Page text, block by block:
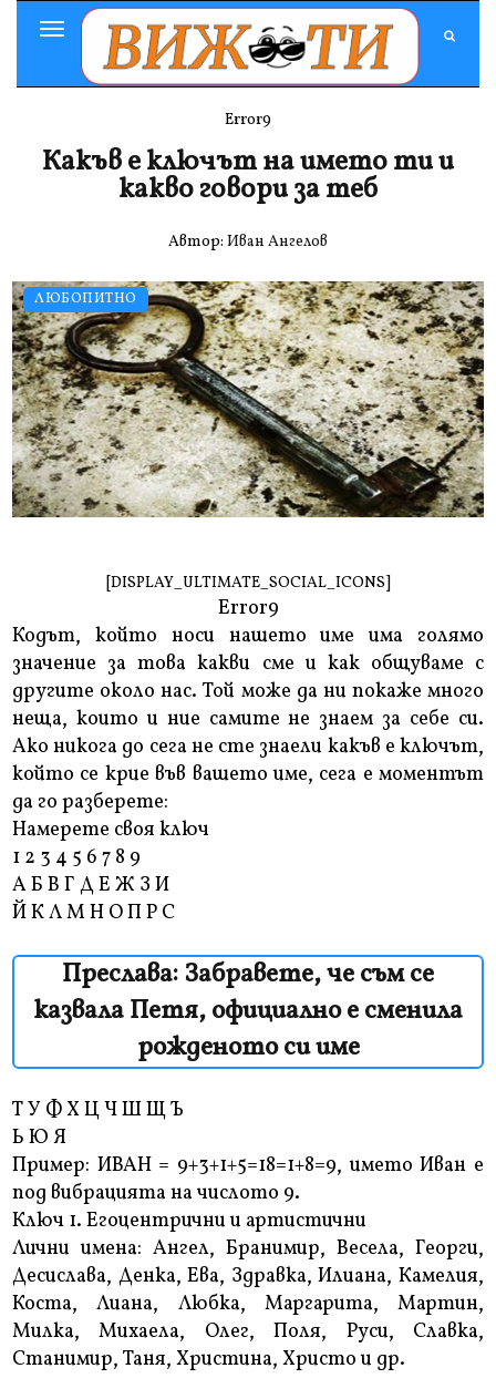
Toggle
Navigation
ЛЮБОПИТНО
Error9
Какъв е ключът на името ти и
какво говори за теб
Автор: Иван Ангелов
[DISPLAY_ULTIMATE_SOCIAL_ICONS]
Error9
Кодът, който носи нашето име има голямо
значение за това какви сме и как общуваме с
другите около нас. Той може да ни покаже много
неща, които и ние самите не знаем за себе си.
Ако никога до сега не сте знаели какъв е ключът,
който се крие във вашето име, сега е моментът
да го разберете:
Намерете своя ключ
1 2 3 4 5 6 7 8 9
A Б В Г Д Е Ж З И
Й К Л М Н О П Р С
Преслава: Забравете, че съм се
казвала Петя, официално е сменила
рожденото си име
Т У Ф Х Ц Ч Ш Щ Ъ
Ь Ю Я
Пример: ИВАН = 9+3+1+5=18=1+8=9, името Иван е
под вибрацията на числото 9.
Ключ 1. Егоцентрични и артистични
Лични имена: Ангел, Бранимир, Весела, Георги,
Десислава, Денка, Ева, Здравка, Илиана, Камелия,
Коста, Лиана, Любка, Маргарита, Мартин,
Милка, Михаела, Олег, Поля, Руси, Славка,
Станимир, Таня, Христина, Христо и др.